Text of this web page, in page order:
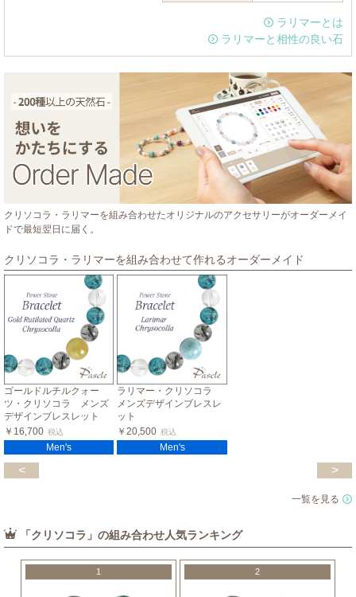
ラリマーとは
ラリマーと相性の良い石
クリソコラ・ラリマーを組み合わせたオリジナルのアクセサリーがオーダーメイ
ドで最短翌日に届く。
クリソコラ・ラリマーを組み合わせて作れるオーダーメイド
ゴールドルチルクォー
ツ・クリソコラ メンズ
デザインブレスレット
￥16,700 税込
Men's
ラリマー・クリソコラ
メンズデザインブレスレ
ット
￥20,500 税込
Men's
< >
一覧を見る
「クリソコラ」の組み合わせ人気ランキング
1 2